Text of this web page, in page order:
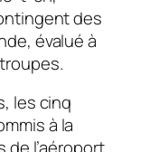
des
évalué à
les cinq
à la